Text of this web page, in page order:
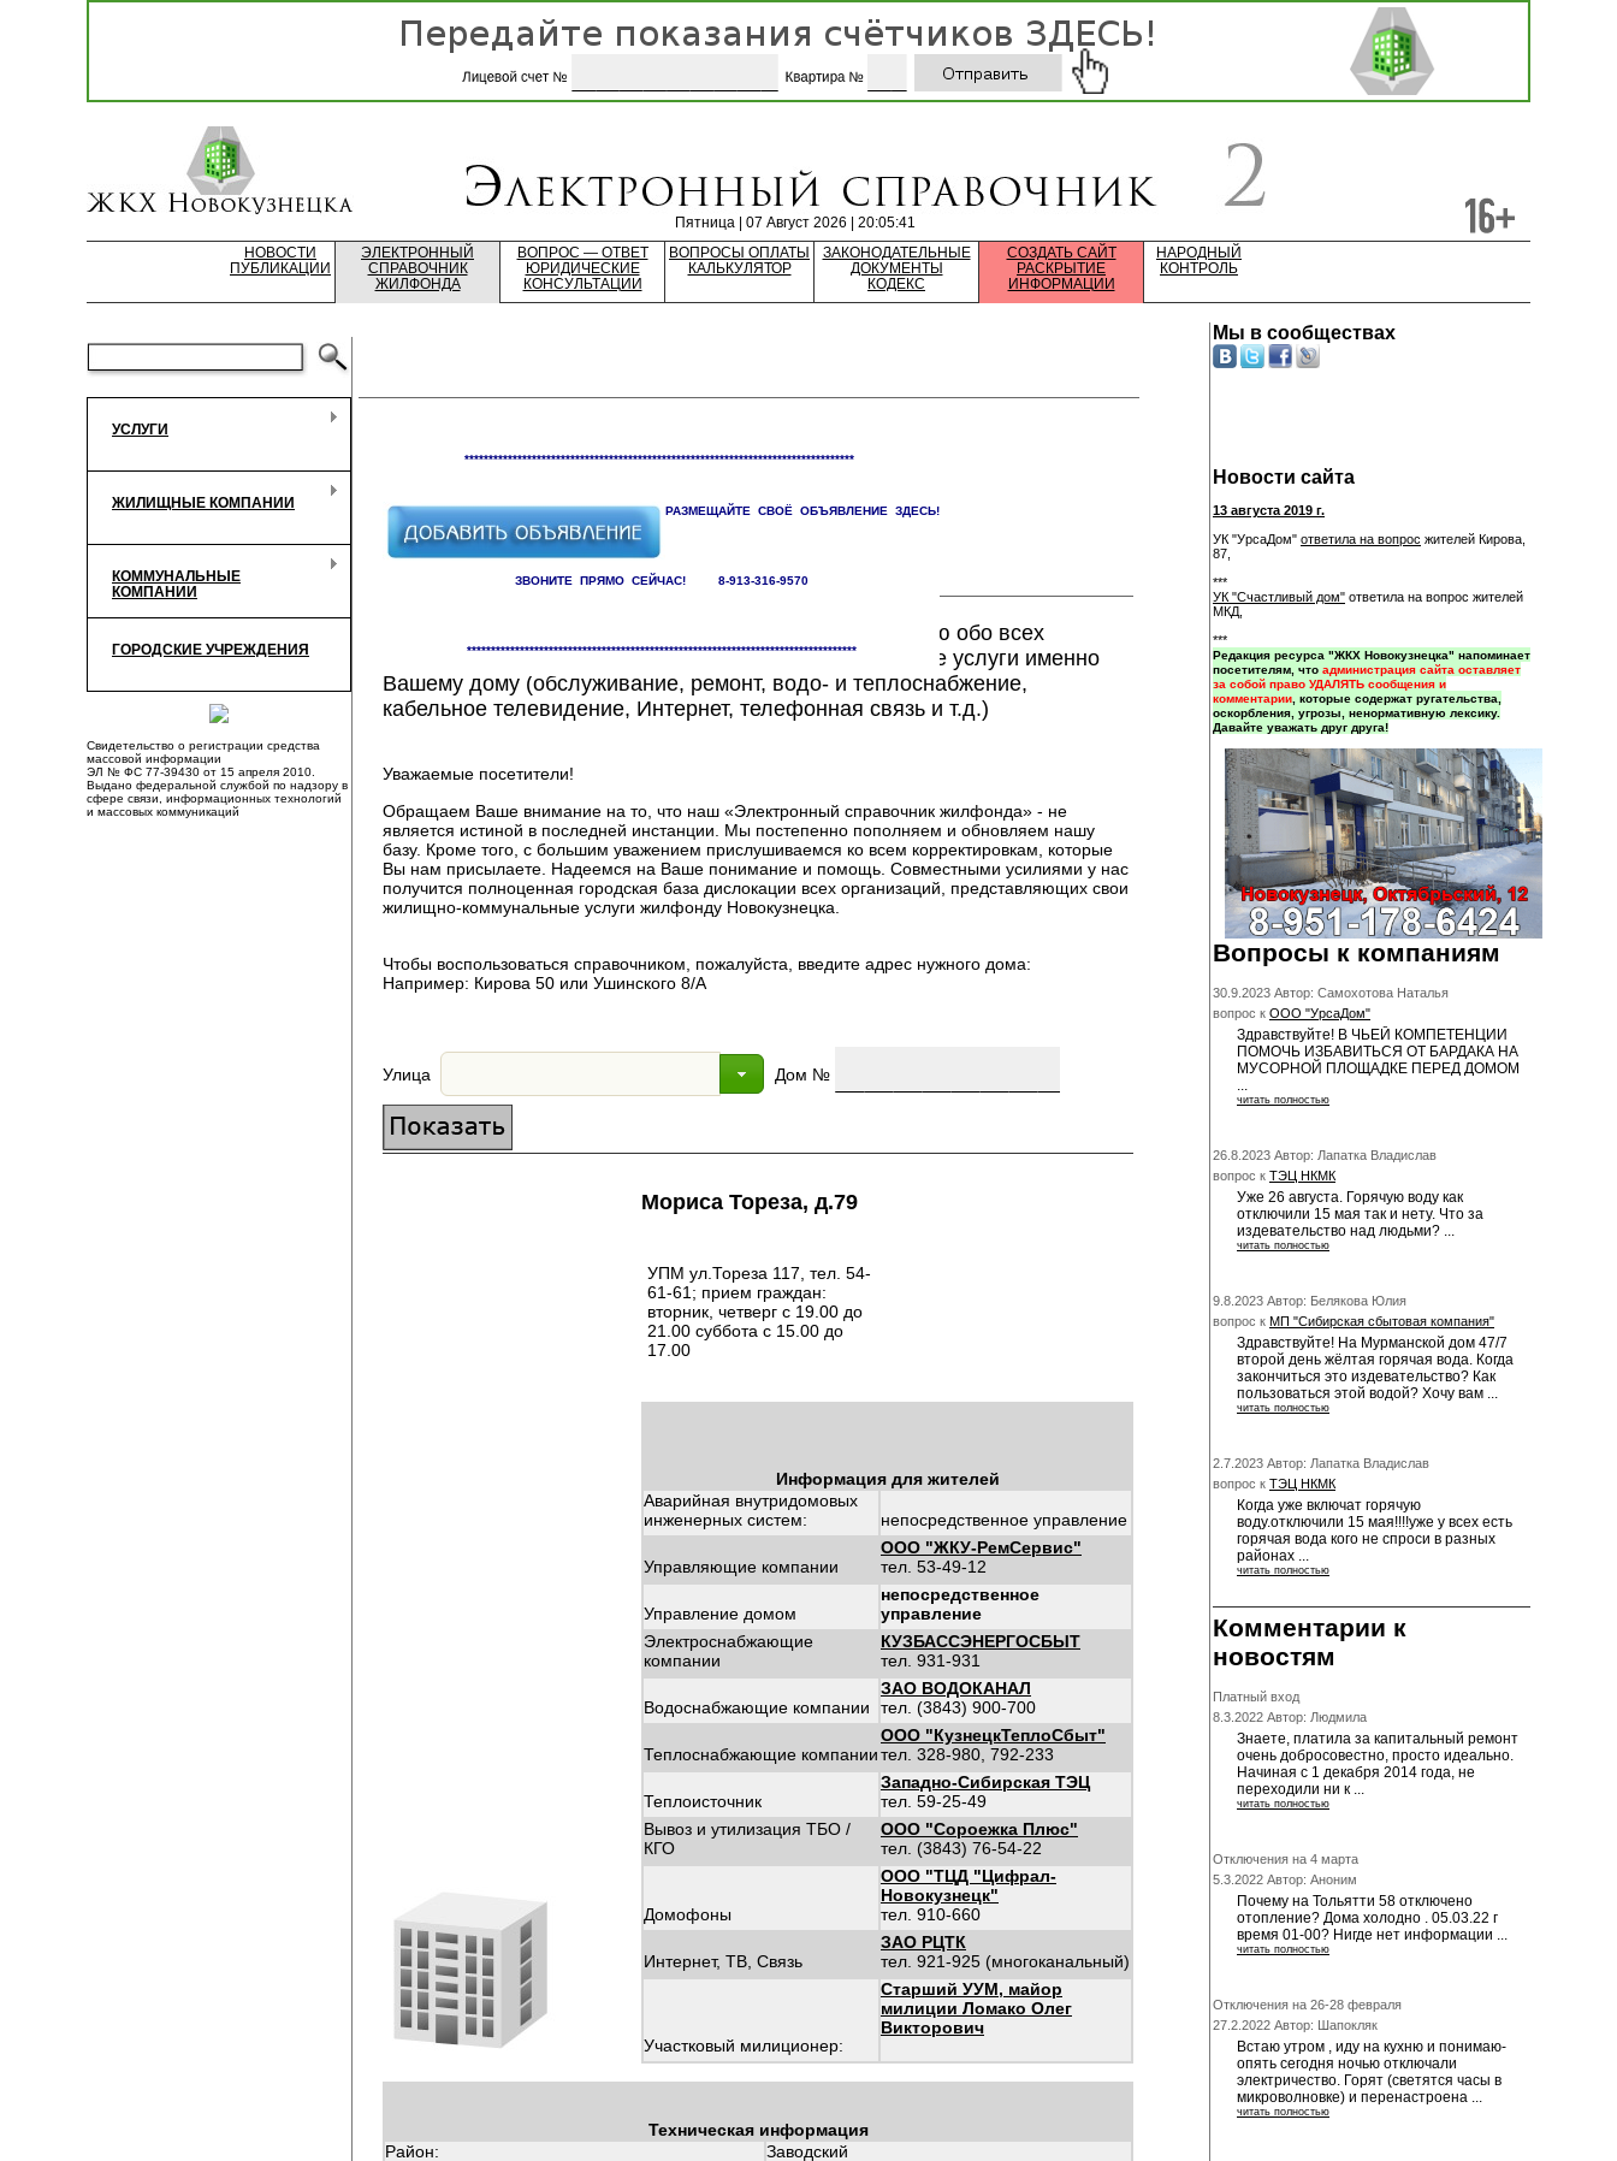
Пятница | 07 Август 2026 | 20:05:41
НОВОСТИ
ПУБЛИКАЦИИ
ЭЛЕКТРОННЫЙ
СПРАВОЧНИК
ЖИЛФОНДА
ВОПРОС — ОТВЕТ
ЮРИДИЧЕСКИЕ
КОНСУЛЬТАЦИИ
ВОПРОСЫ ОПЛАТЫ
КАЛЬКУЛЯТОР
ЗАКОНОДАТЕЛЬНЫЕ
ДОКУМЕНТЫ
КОДЕКС
СОЗДАТЬ САЙТ
РАСКРЫТИЕ
ИНФОРМАЦИИ
НАРОДНЫЙ
КОНТРОЛЬ
УСЛУГИ
ЖИЛИЩНЫЕ КОМПАНИИ
КОММУНАЛЬНЫЕ
КОМПАНИИ
ГОРОДСКИЕ УЧРЕЖДЕНИЯ
Свидетельство о регистрации средства
массовой информации
ЭЛ № ФС 77-39430 от 15 апреля 2010.
Выдано федеральной службой по надзору в
сфере связи, информационных технологий
и массовых коммуникаций
*********************************************************************************
РАЗМЕЩАЙТЕ СВОЁ ОБЪЯВЛЕНИЕ ЗДЕСЬ!
ЗВОНИТЕ ПРЯМО СЕЙЧАС! 8-913-316-9570
*********************************************************************************
Здесь Вы сможете найти исчерпывающую информацию обо всех
компаниях, предоставляющих жилищно-коммунальные услуги именно
Вашему дому (обслуживание, ремонт, водо- и теплоснабжение,
кабельное телевидение, Интернет, телефонная связь и т.д.)
Уважаемые посетители!
Обращаем Ваше внимание на то, что наш «Электронный справочник жилфонда» - не
является истиной в последней инстанции. Мы постепенно пополняем и обновляем нашу
базу. Кроме того, с большим уважением прислушиваемся ко всем корректировкам, которые
Вы нам присылаете. Надеемся на Ваше понимание и помощь. Совместными усилиями у нас
получится полноценная городская база дислокации всех организаций, представляющих свои
жилищно-коммунальные услуги жилфонду Новокузнецка.
Чтобы воспользоваться справочником, пожалуйста, введите адрес нужного дома:
Например: Кирова 50 или Ушинского 8/А
Улица Дом №
Мориса Тореза, д.79
УПМ ул.Тореза 117, тел. 54-
61-61; прием граждан:
вторник, четверг с 19.00 до
21.00 суббота с 15.00 до
17.00
Информация для жителей
Аварийная внутридомовых
инженерных систем:
непосредственное управление
Управляющие компании
ООО "ЖКУ-РемСервис"
тел. 53-49-12
Управление домом
непосредственное
управление
Электроснабжающие
компании
КУЗБАССЭНЕРГОСБЫТ
тел. 931-931
Водоснабжающие компании
ЗАО ВОДОКАНАЛ
тел. (3843) 900-700
Теплоснабжающие компании
ООО "КузнецкТеплоСбыт"
тел. 328-980, 792-233
Теплоисточник
Западно-Сибирская ТЭЦ
тел. 59-25-49
Вывоз и утилизация ТБО /
КГО
ООО "Сороежка Плюс"
тел. (3843) 76-54-22
Домофоны
ООО "ТЦД "Цифрал-
Новокузнецк"
тел. 910-660
Интернет, ТВ, Связь
ЗАО РЦТК
тел. 921-925 (многоканальный)
Участковый милиционер:
Старший УУМ, майор
милиции Ломако Олег
Викторович
Техническая информация
Район:
Заводский
Мы в сообществах
Новости сайта
13 августа 2019 г.
УК "УрсаДом" ответила на вопрос жителей Кирова,
87,
***
УК "Счастливый дом" ответила на вопрос жителей
МКД,
***
Редакция ресурса "ЖКХ Новокузнецка" напоминает
посетителям, что администрация сайта оставляет
за собой право УДАЛЯТЬ сообщения и
комментарии , которые содержат ругательства,
оскорбления, угрозы, ненормативную лексику.
Давайте уважать друг друга!
Вопросы к компаниям
30.9.2023 Автор: Самохотова Наталья
вопрос к ООО "УрсаДом"
Здравствуйте! В ЧЬЕЙ КОМПЕТЕНЦИИ
ПОМОЧЬ ИЗБАВИТЬСЯ ОТ БАРДАКА НА
МУСОРНОЙ ПЛОЩАДКЕ ПЕРЕД ДОМОМ
...
читать полностью
26.8.2023 Автор: Лапатка Владислав
вопрос к ТЭЦ НКМК
Уже 26 августа. Горячую воду как
отключили 15 мая так и нету. Что за
издевательство над людьми? ...
читать полностью
9.8.2023 Автор: Белякова Юлия
вопрос к МП "Сибирская сбытовая компания"
Здравствуйте! На Мурманской дом 47/7
второй день жёлтая горячая вода. Когда
закончиться это издевательство? Как
пользоваться этой водой? Хочу вам ...
читать полностью
2.7.2023 Автор: Лапатка Владислав
вопрос к ТЭЦ НКМК
Когда уже включат горячую
воду.отключили 15 мая!!!!уже у всех есть
горячая вода кого не спроси в разных
районах ...
читать полностью
Комментарии к
новостям
Платный вход
8.3.2022 Автор: Людмила
Знаете, платила за капитальный ремонт
очень добросовестно, просто идеально.
Начиная с 1 декабря 2014 года, не
переходили ни к ...
читать полностью
Отключения на 4 марта
5.3.2022 Автор: Аноним
Почему на Тольятти 58 отключено
отопление? Дома холодно . 05.03.22 г
время 01-00? Нигде нет информации ...
читать полностью
Отключения на 26-28 февраля
27.2.2022 Автор: Шапокляк
Встаю утром , иду на кухню и понимаю-
опять сегодня ночью отключали
электричество. Горят (светятся часы в
микроволновке) и перенастроена ...
читать полностью